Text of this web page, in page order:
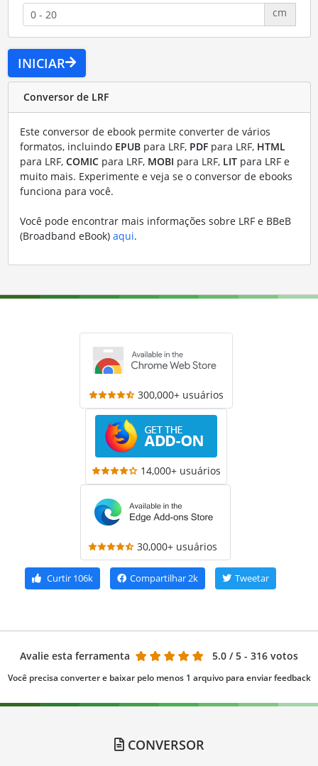
cm
INICIAR
Conversor de LRF
Este conversor de ebook permite converter de vários
formatos, incluindo EPUBpara LRF, PDFpara LRF, HTML
para LRF, COMICpara LRF, MOBI para LRF, LITpara LRF e
muito mais. Experimente e veja se o conversor de ebooks
funciona para você.
Você pode encontrar mais informações sobre LRF e BBeB
(Broadband eBook) aqui.
300,000+ usuários
14,000+ usuários
30,000+ usuários
Curtir 106k Compartilhar2k Tweetar
Avalie esta ferramenta 5.0 / 5 - 316 votos
Você precisa converter e baixar pelo menos 1 arquivo para enviar feedback
CONVERSOR